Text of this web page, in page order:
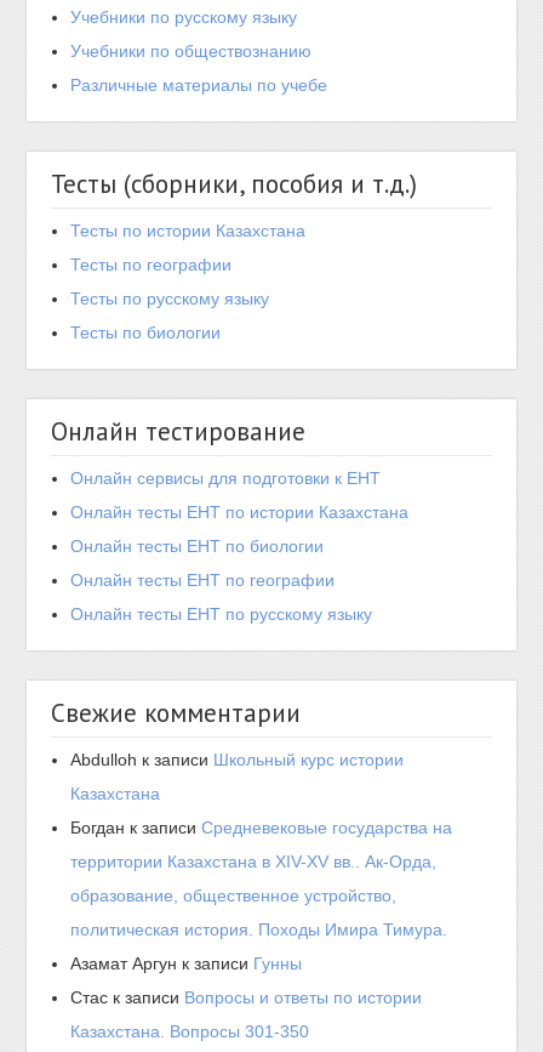
Учебники по русскому языку
Учебники по обществознанию
Различные материалы по учебе
Тесты (сборники, пособия и т.д.)
Тесты по истории Казахстана
Тесты по географии
Тесты по русскому языку
Тесты по биологии
Онлайн тестирование
Онлайн сервисы для подготовки к ЕНТ
Онлайн тесты ЕНТ по истории Казахстана
Онлайн тесты ЕНТ по биологии
Онлайн тесты ЕНТ по географии
Онлайн тесты ЕНТ по русскому языку
Свежие комментарии
Abdulloh к записи Школьный курс истории
Казахстана
Богдан к записиСредневековые государства на
территории Казахстана в XIV-XV вв.. Ак-Орда,
образование, общественное устройство,
политическая история. Походы Имира Тимура.
Азамат Аргун к записи Гунны
Стас к записи Вопросы и ответы по истории
Казахстана. Вопросы 301-350